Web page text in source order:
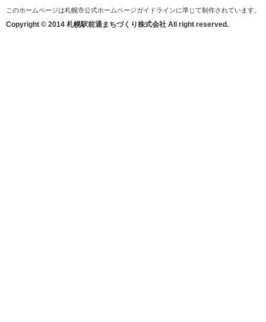
このホームページは札幌市公式ホームページガイドラインに準じて制作されています。
Copyright © 2014 札幌駅前通まちづくり株式会社 All right reserved.